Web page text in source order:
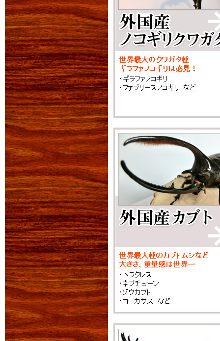
くわプラ オータム
おかげさまでサマー
たくさんのお客様か
ショップであること
そこで、いままでと
お得な会員ポイント
産卵シーズンに入る
2012年08月20日
新生体入荷
お客様よりリクエ
レス・ヘラクレス
等。
お買い物3,000円で
お得なチャンスを
2015年01月26日
プラティオドンネ
大型になり、アゴ